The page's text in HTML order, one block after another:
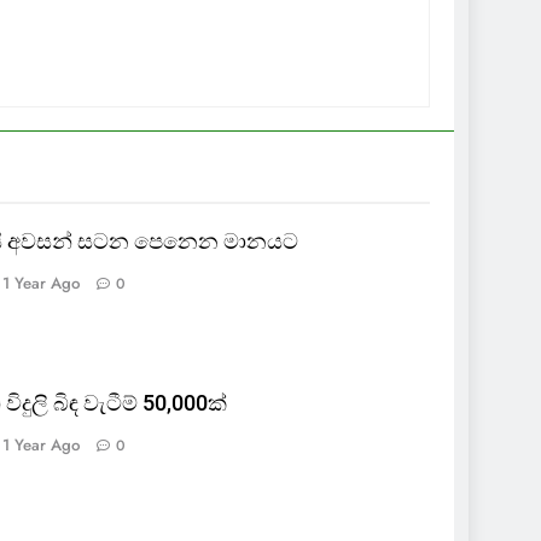
අවසන් සටන පෙනෙන මානයට
1 Year Ago 0
විදුලි බිඳ වැටීම් 50,000ක්
1 Year Ago 0